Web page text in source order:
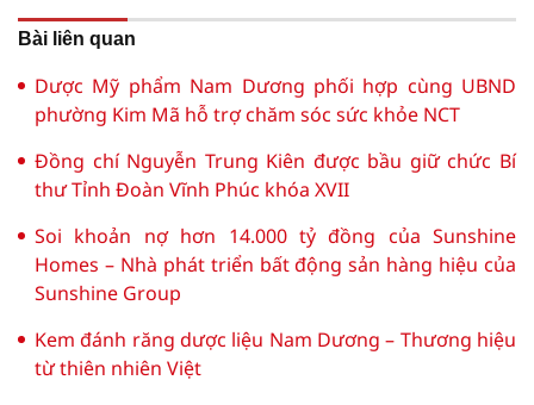
Bài liên quan
Dược Mỹ phẩm Nam Dương phối hợp cùng UBND
phường Kim Mã hỗ trợ chăm sóc sức khỏe NCT
Đồng chí Nguyễn Trung Kiên được bầu giữ chức Bí
thư Tỉnh Đoàn Vĩnh Phúc khóa XVII
Soi khoản nợ hơn 14.000 tỷ đồng của Sunshine
Homes – Nhà phát triển bất động sản hàng hiệu của
Sunshine Group
Kem đánh răng dược liệu Nam Dương – Thương hiệu
từ thiên nhiên Việt